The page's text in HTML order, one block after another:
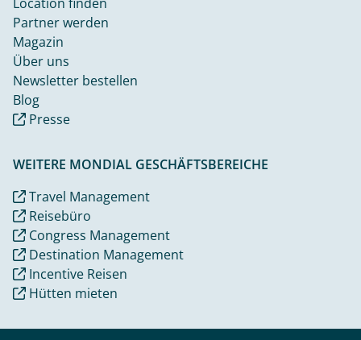
Partner werden
Magazin
Über uns
Newsletter bestellen
Blog
Presse
WEITERE MONDIAL GESCHÄFTSBEREICHE
Travel Management
Reisebüro
Congress Management
Destination Management
Incentive Reisen
Hütten mieten